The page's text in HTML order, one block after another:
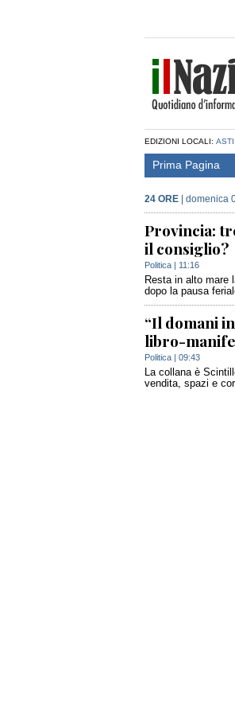
EDIZIONI LOCALI: ASTI
Prima Pagina
24 ORE domenica
Provincia:
il consiglio?
Politica | 11:16
Resta in alto mare
dopo la pausa
“Il domani
libro-
Politica | 09:43
La collana è
vendita, spazi e